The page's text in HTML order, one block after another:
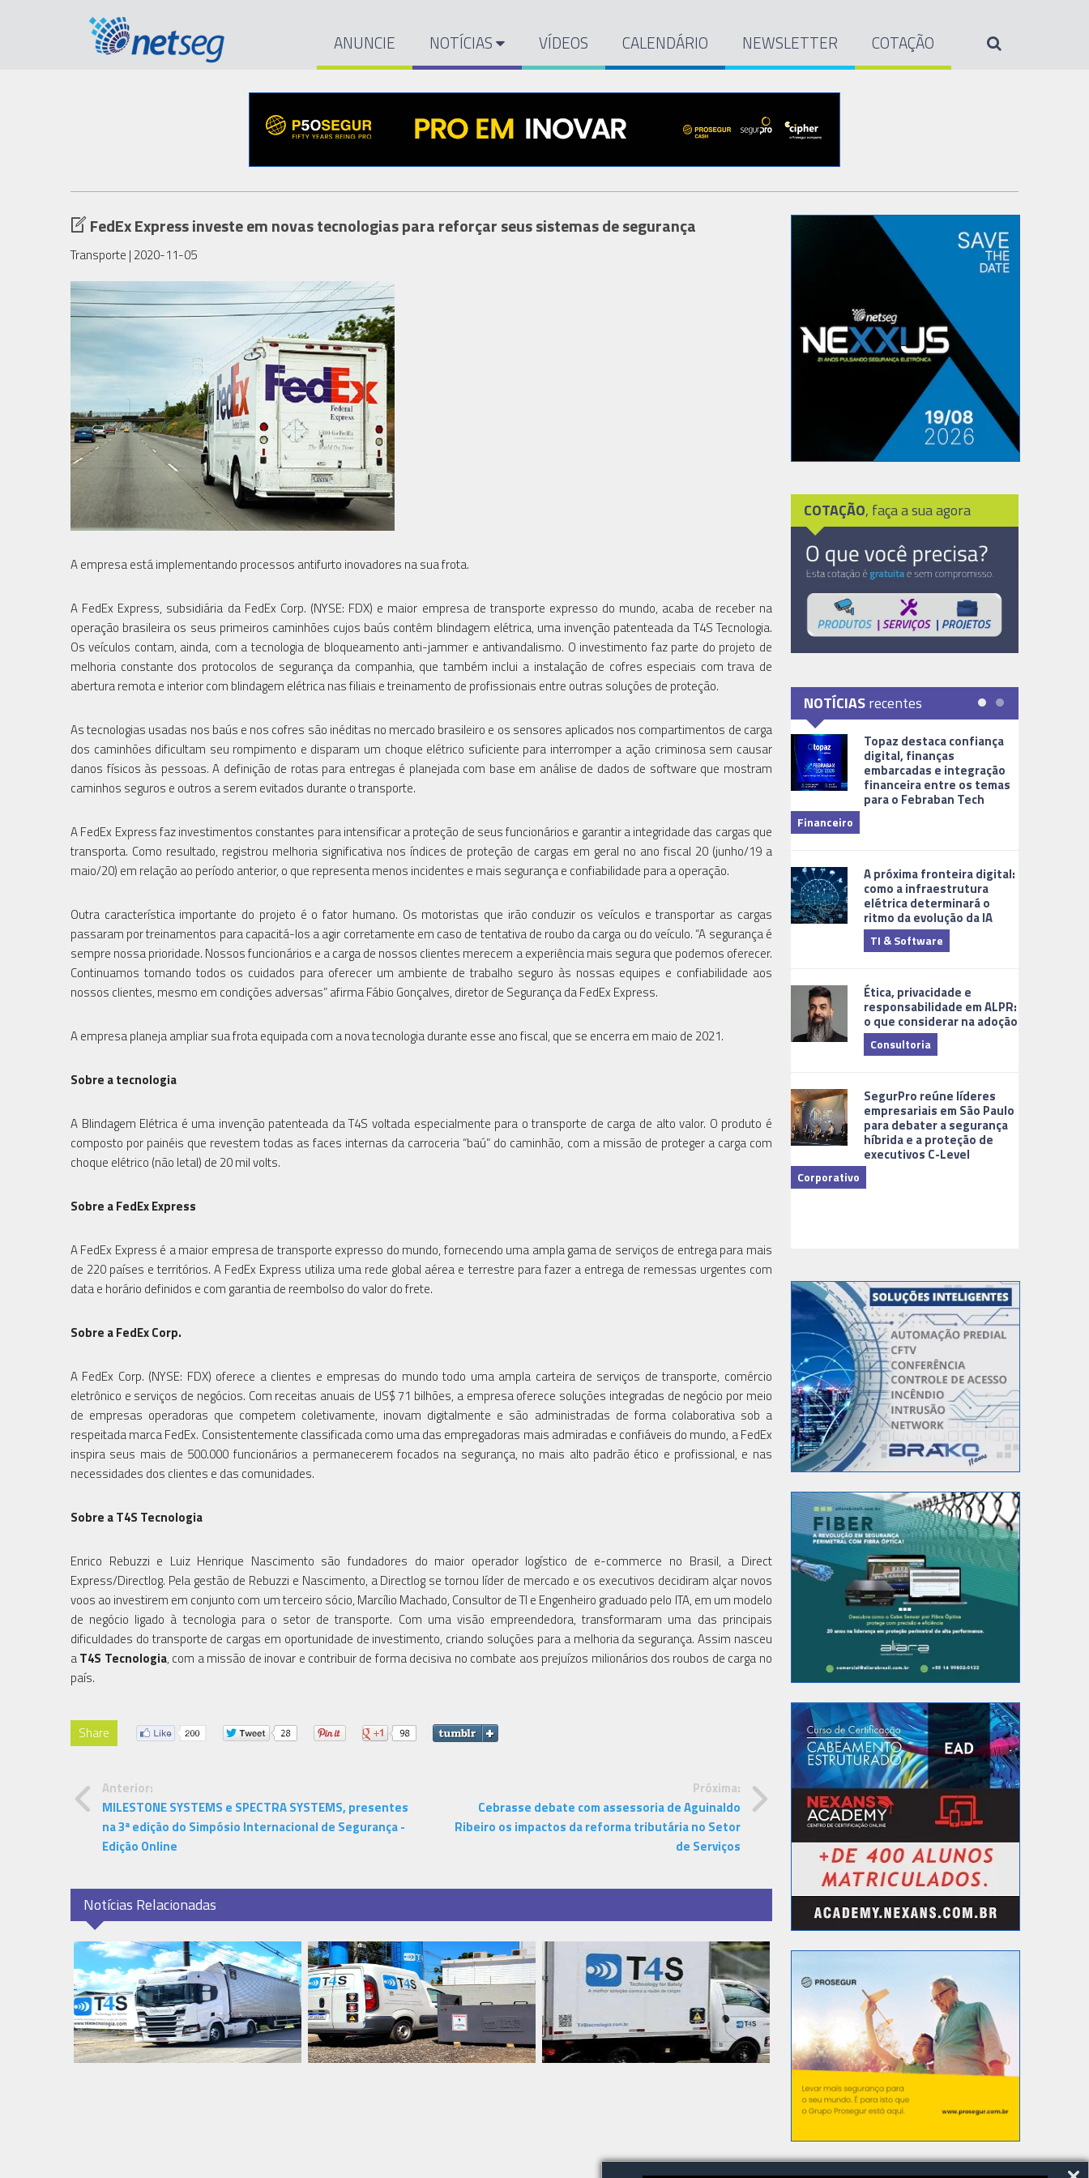
ANUNCIE NOTÍCIAS VÍDEOS CALENDÁRIO NEWSLETTER COTAÇÃO
FedEx Express investe em novas tecnologias para reforçar seus sistemas de segurança
Transporte | 2020-11-05
A empresa está implementando processos antifurto inovadores na sua frota.
A FedEx Express, subsidiária da FedEx Corp. (NYSE: FDX) e maior empresa de transporte expresso do mundo, acaba de receber na
operação brasileira os seus primeiros caminhões cujos baús contêm blindagem elétrica, uma invenção patenteada da T4S Tecnologia.
Os veículos contam, ainda, com a tecnologia de bloqueamento anti-jammer e antivandalismo. O investimento faz parte do projeto de
melhoria constante dos protocolos de segurança da companhia, que também inclui a instalação de cofres especiais com trava de
abertura remota e interior com blindagem elétrica nas filiais e treinamento de profissionais entre outras soluções de proteção.
As tecnologias usadas nos baús e nos cofres são inéditas no mercado brasileiro e os sensores aplicados nos compartimentos de carga
dos caminhões dificultam seu rompimento e disparam um choque elétrico suficiente para interromper a ação criminosa sem causar
danos físicos às pessoas. A definição de rotas para entregas é planejada com base em análise de dados de software que mostram
caminhos seguros e outros a serem evitados durante o transporte.
A FedEx Express faz investimentos constantes para intensificar a proteção de seus funcionários e garantir a integridade das cargas que
transporta. Como resultado, registrou melhoria significativa nos índices de proteção de cargas em geral no ano fiscal 20 (junho/19 a
maio/20) em relação ao período anterior, o que representa menos incidentes e mais segurança e confiabilidade para a operação.
Outra característica importante do projeto é o fator humano. Os motoristas que irão conduzir os veículos e transportar as cargas
passaram por treinamentos para capacitá-los a agir corretamente em caso de tentativa de roubo da carga ou do veículo. “A segurança é
sempre nossa prioridade. Nossos funcionários e a carga de nossos clientes merecem a experiência mais segura que podemos oferecer.
Continuamos tomando todos os cuidados para oferecer um ambiente de trabalho seguro às nossas equipes e confiabilidade aos
nossos clientes, mesmo em condições adversas” afirma Fábio Gonçalves, diretor de Segurança da FedEx Express.
A empresa planeja ampliar sua frota equipada com a nova tecnologia durante esse ano fiscal, que se encerra em maio de 2021.
Sobre a tecnologia
A Blindagem Elétrica é uma invenção patenteada da T4S voltada especialmente para o transporte de carga de alto valor. O produto é
composto por painéis que revestem todas as faces internas da carroceria “baú” do caminhão, com a missão de proteger a carga com
choque elétrico (não letal) de 20 mil volts.
Sobre a FedEx Express
A FedEx Express é a maior empresa de transporte expresso do mundo, fornecendo uma ampla gama de serviços de entrega para mais
de 220 países e territórios. A FedEx Express utiliza uma rede global aérea e terrestre para fazer a entrega de remessas urgentes com
data e horário definidos e com garantia de reembolso do valor do frete.
Sobre a FedEx Corp.
A FedEx Corp. (NYSE: FDX) oferece a clientes e empresas do mundo todo uma ampla carteira de serviços de transporte, comércio
eletrônico e serviços de negócios. Com receitas anuais de US$ 71 bilhões, a empresa oferece soluções integradas de negócio por meio
de empresas operadoras que competem coletivamente, inovam digitalmente e são administradas de forma colaborativa sob a
respeitada marca FedEx. Consistentemente classificada como uma das empregadoras mais admiradas e confiáveis do mundo, a FedEx
inspira seus mais de 500.000 funcionários a permanecerem focados na segurança, no mais alto padrão ético e profissional, e nas
necessidades dos clientes e das comunidades.
Sobre a T4S Tecnologia
Enrico Rebuzzi e Luiz Henrique Nascimento são fundadores do maior operador logístico de e-commerce no Brasil, a Direct
Express/Directlog. Pela gestão de Rebuzzi e Nascimento, a Directlog se tornou líder de mercado e os executivos decidiram alçar novos
voos ao investirem em conjunto com um terceiro sócio, Marcílio Machado, Consultor de TI e Engenheiro graduado pelo ITA, em um modelo
de negócio ligado à tecnologia para o setor de transporte. Com uma visão empreendedora, transformaram uma das principais
dificuldades do transporte de cargas em oportunidade de investimento, criando soluções para a melhoria da segurança. Assim nasceu
aT4S Tecnologia, com a missão de inovar e contribuir de forma decisiva no combate aos prejuízos milionários dos roubos de carga no
país.
Share
Anterior:
MILESTONE SYSTEMS e SPECTRA SYSTEMS, presentes
na 3ª edição do Simpósio Internacional de Segurança -
Edição Online
Próxima:
Cebrasse debate com assessoria de Aguinaldo
Ribeiro os impactos da reforma tributária no Setor
de Serviços
Notícias Relacionadas
COTAÇÃO, faça a sua agora
NOTÍCIASrecentes
Topaz destaca confiança
digital, finanças
embarcadas e integração
financeira entre os temas
para o Febraban Tech
Financeiro
A próxima fronteira digital:
como a infraestrutura
elétrica determinará o
ritmo da evolução da IA
TI & Software
Ética, privacidade e
responsabilidade em ALPR:
o que considerar na adoção
Consultoria
SegurPro reúne líderes
empresariais em São Paulo
para debater a segurança
híbrida e a proteção de
executivos C-Level
Corporativo